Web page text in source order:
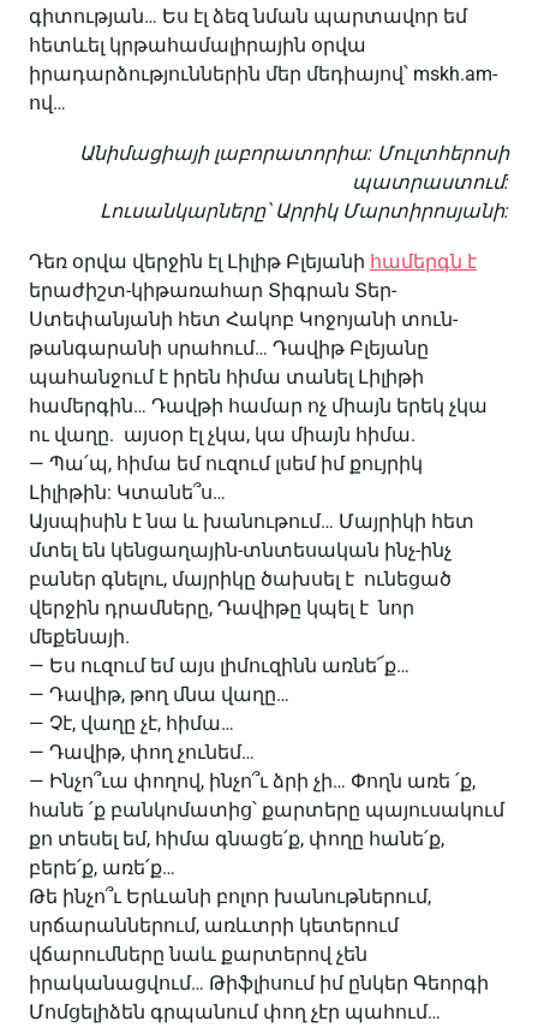
գիտության… Ես էլ ձեզ նման պարտավոր եմ
հետևել կրթահամալիրային օրվա
իրադարձություններին մեր մեդիայով՝ mskh.am-
ով…
Անիմացիայի լաբորատորիա: Մուլտհերոսի
պատրաստում:
Լուսանկարները՝ Արրիկ Մարտիրոսյանի:
Դեռ օրվա վերջին էլ Լիլիթ Բլեյանի համերգն է
երաժիշտ-կիթառահար Տիգրան Տեր-
Ստեփանյանի հետ Հակոբ Կոջոյանի տուն-
թանգարանի սրահում… Դավիթ Բլեյանը
պահանջում է իրեն հիմա տանել Լիլիթի
համերգին… Դավթի համար ոչ միայն երեկ չկա
ու վաղը. այսօր էլ չկա, կա միայն հիմա.
— Պա՛պ, հիմա եմ ուզում լսեմ իմ քույրիկ
Լիլիթին: Կտանե՞ս…
Այսպիսին է նա և խանութում… Մայրիկի հետ
մտել են կենցաղային-տնտեսական ինչ-ինչ
բաներ գնելու, մայրիկը ծախսել է ունեցած
վերջին դրամները, Դավիթը կպել է նոր
մեքենայի.
— Ես ուզում եմ այս լիմուզինն առնե՜ք…
— Դավիթ, թող մնա վաղը…
— Չէ, վաղը չէ, հիմա…
— Դավիթ, փող չունեմ…
— Ինչո՞ւա փողով, ինչո՞ւ ձրի չի… Փողն առե ՛ք,
հանե ՛ք բանկոմատից՝ քարտերը պայուսակում
քո տեսել եմ, հիմա գնացե՛ք, փողը հանե՛ք,
բերե՛ք, առե՛ք…
Թե ինչո՞ւ Երևանի բոլոր խանութներում,
սրճարաններում, առևտրի կետերում
վճարումները նաև քարտերով չեն
իրականացվում… Թիֆլիսում իմ ընկեր Գեորգի
Մոմցելիձեն գրպանում փող չէր պահում…